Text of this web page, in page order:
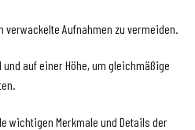
verwackelte Aufnahmen zu vermeiden.
auf einer Höhe, um gleichmäßige
wichtigen Merkmale und Details der